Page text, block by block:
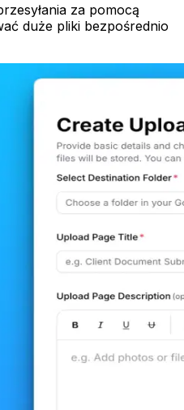
za pomocą
duże pliki bezpośrednio